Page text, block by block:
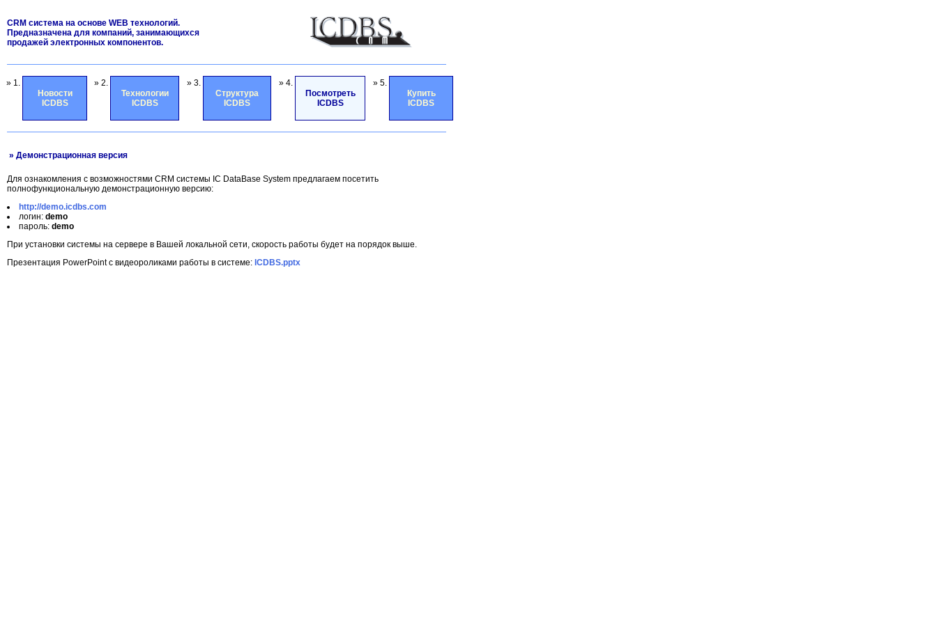
CRM система на основе WEB технологий.
Предназначена для компаний, занимающихся
продажей электронных компонентов.
» 1.
Новости
ICDBS
» 2.
Технологии
ICDBS
» 3.
Структура
ICDBS
» 4.
Посмотреть
ICDBS
» 5.
Купить
ICDBS
» Демонстрационная версия
Для ознакомления с возможностями CRM системы IC DataBase System предлагаем посетить
полнофункциональную демонстрационную версию:
http://demo.icdbs.com
логин: demo
пароль: demo
При установки системы на сервере в Вашей локальной сети, скорость работы будет на порядок выше.
Презентация PowerPoint с видеороликами работы в системе: ICDBS.pptx